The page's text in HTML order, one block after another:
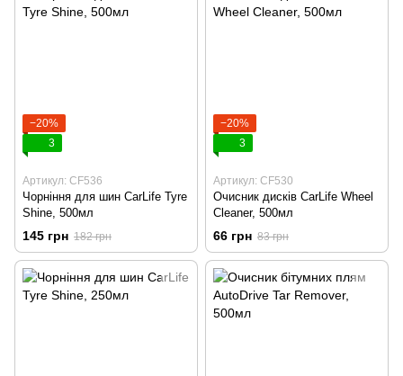
−20%
3
Артикул: CF536
Чорніння для шин CarLife Tyre
Shine, 500мл
145 грн 182 грн
−20%
3
Артикул: CF530
Очисник дисків CarLife Wheel
Cleaner, 500мл
66 грн 83 грн